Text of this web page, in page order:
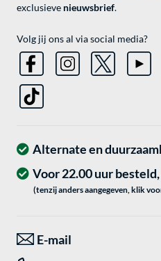
exclusieve nieuwsbrief.
Volg jij ons al via social media?
Alternate en
Voor 22.00 uur
(tenzij anders aangegeven, klik
E-mail